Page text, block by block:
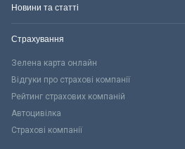
Новини та статті
Страхування
Зелена карта онлайн
Відгуки про страхові компанії
Рейтинг страхових компаній
Автоцивілка
Страхові компанії